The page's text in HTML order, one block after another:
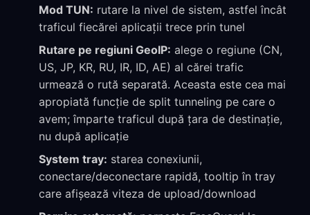
Mod TUN: rutare la nivel de sistem, astfel încât
traficul fiecărei aplicații trece prin tunel
Rutare pe regiuni GeoIP: alege o regiune (CN,
US, JP, KR, RU, IR, ID, AE) al cărei trafic
urmează o rută separată. Aceasta este cea mai
apropiată funcție de split tunneling pe care o
avem; împarte traficul după țara de destinație,
nu după aplicație
System tray: starea conexiunii,
conectare/deconectare rapidă, tooltip în tray
care afișează viteza de upload/download